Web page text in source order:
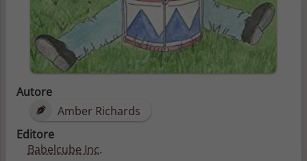
Autore
Amber Richards
Editore
Babelcube Inc.